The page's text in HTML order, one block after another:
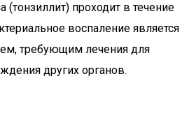
(тонзиллит) проходит в течение
воспаление является
требующим лечения для
других органов.